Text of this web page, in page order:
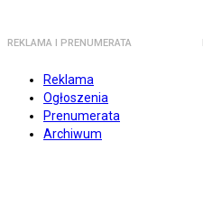
REKLAMA I PRENUMERATA
Reklama
Ogłoszenia
Prenumerata
Archiwum